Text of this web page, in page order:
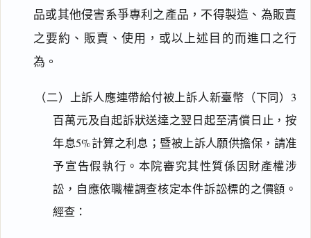
品或其他侵害系爭專利之產品，不得製造、為販賣
之要約、販賣、使用，或以上述目的而進口之行
為。
（二）上訴人應連帶給付被上訴人新臺幣（下同）3
百萬元及自起訴狀送達之翌日起至清償日止，按
年息5%計算之利息；暨被上訴人願供擔保，請准
予宣告假執行。本院審究其性質係因財產權涉
訟，自應依職權調查核定本件訴訟標的之價額。
經查：